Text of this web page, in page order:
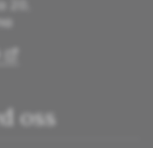
20,
oss